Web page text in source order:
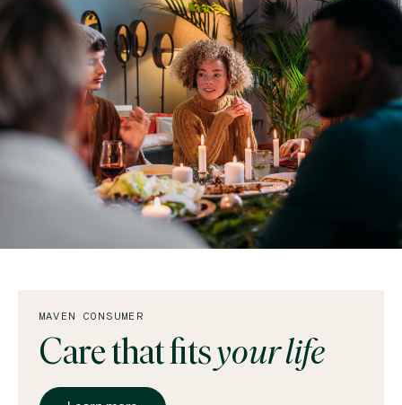
MAVEN CONSUMER
Care that fitsyour life